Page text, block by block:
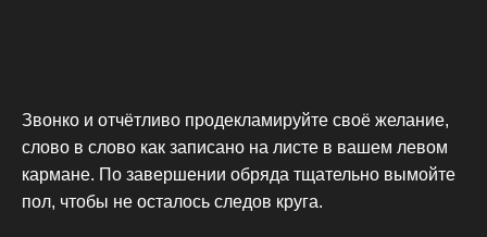
Звонко и отчётливо продекламируйте своё желание,
слово в слово как записано на листе в вашем левом
кармане. По завершении обряда тщательно вымойте
пол, чтобы не осталось следов круга.